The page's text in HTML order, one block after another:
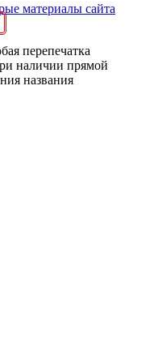
материалы сайта
перепечатка
наличии прямой
названия